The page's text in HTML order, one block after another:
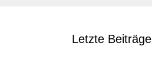
Letzte Beiträge